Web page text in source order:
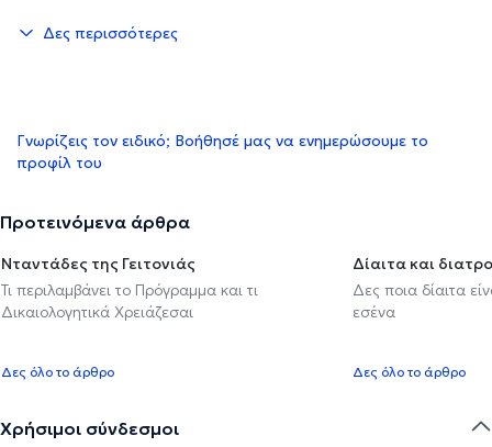
Δες περισσότερες
Γνωρίζεις τον ειδικό; Βοήθησέ μας να ενημερώσουμε το
προφίλ του
Προτεινόμενα άρθρα
Νταντάδες της Γειτονιάς
Τι περιλαμβάνει το Πρόγραμμα και τι
Δικαιολογητικά Χρειάζεσαι
Δες όλο το άρθρο
Δίαιτα και
Δες ποια δίαιτα
εσένα
Δες όλο το άρθρο
Χρήσιμοι σύνδεσμοι